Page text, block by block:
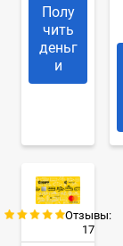
Полу
чить
деньг
и
Отзывы:
17